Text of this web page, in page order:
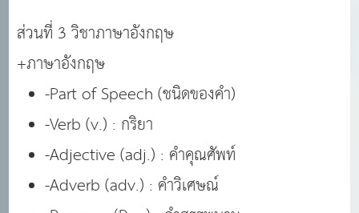
ส่วนที่ 3 วิชาภาษาอังกฤษ
+ภาษาอังกฤษ
-Part of Speech (ชนิดของคำ)
-Verb (v.) : กริยา
-Adjective (adj.) : คำคุณศัพท์
-Adverb (adv.) : คำวิเศษณ์